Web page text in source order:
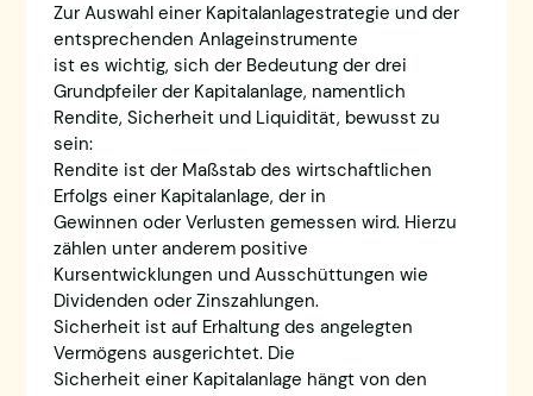
Zur Auswahl einer Kapitalanlagestrategie und der
entsprechenden Anlageinstrumente
ist es wichtig, sich der Bedeutung der drei
Grundpfeiler der Kapitalanlage, namentlich
Rendite, Sicherheit und Liquidität, bewusst zu
sein:
Rendite ist der Maßstab des wirtschaftlichen
Erfolgs einer Kapitalanlage, der in
Gewinnen oder Verlusten gemessen wird. Hierzu
zählen unter anderem positive
Kursentwicklungen und Ausschüttungen wie
Dividenden oder Zinszahlungen.
Sicherheit ist auf Erhaltung des angelegten
Vermögens ausgerichtet. Die
Sicherheit einer Kapitalanlage hängt von den